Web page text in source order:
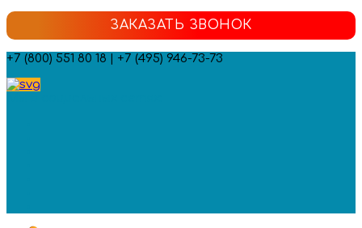
ЗАКАЗАТЬ ЗВОНОК
+7 (800) 551 80 18 | +7 (495) 946-73-73